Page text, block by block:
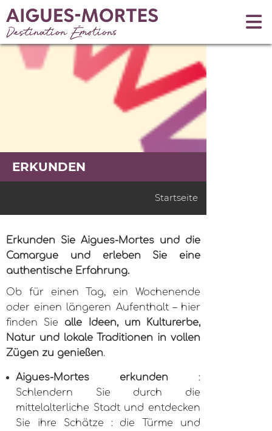
ERKUNDEN
Startseite
Erkunden Sie Aigues-Mortes und die
Camargue und erleben Sie eine
authentische Erfahrung.
Ob für einen Tag, ein Wochenende
oder einen längeren Aufenthalt – hier
finden Sie alle Ideen, um Kulturerbe,
Natur und lokale Traditionen in vollen
Zügen zu genießen.
Aigues-Mortes erkunden :
Schlendern Sie durch die
mittelalterliche Stadt und entdecken
Sie ihre Schätze : die Türme und